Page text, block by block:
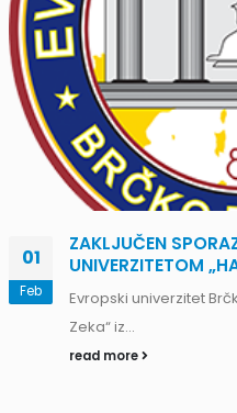
01
Feb
ZAKLJUČEN
UNIVERZITETOM
Evropski univerzitet
Zeka“ iz...
read more